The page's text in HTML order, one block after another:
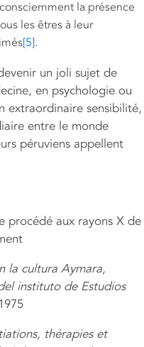
la présence
les êtres à leur
[5].
un joli sujet de
en psychologie ou
extraordinaire sensibilité,
entre le monde
péruviens appellent
procédé aux rayons X de
la cultura Aymara,
instituto de Estudios
thérapies et